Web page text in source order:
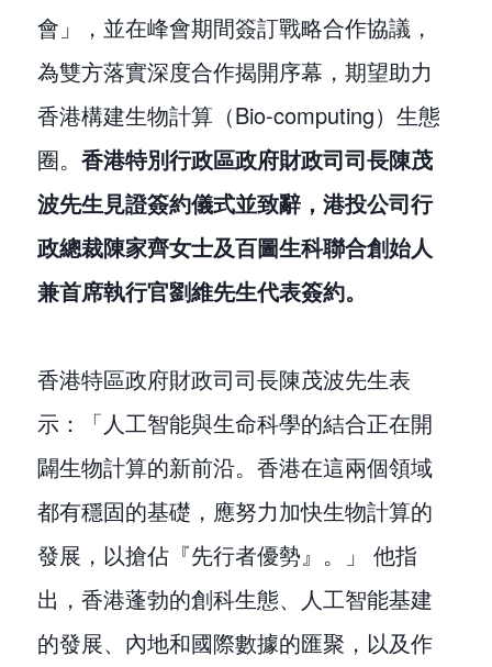
會」，並在峰會期間簽訂戰略合作協議，
為雙方落實深度合作揭開序幕，期望助力
香港構建生物計算（Bio-computing）生態
圈。香港特別行政區政府財政司司長陳茂
波先生見證簽約儀式並致辭，港投公司行
政總裁陳家齊女士及百圖生科聯合創始人
兼首席執行官劉維先生代表簽約。
香港特區政府財政司司長陳茂波先生表
示：「人工智能與生命科學的結合正在開
闢生物計算的新前沿。香港在這兩個領域
都有穩固的基礎，應努力加快生物計算的
發展，以搶佔『先行者優勢』。」 他指
出，香港蓬勃的創科生態、人工智能基建
的發展、內地和國際數據的匯聚，以及作